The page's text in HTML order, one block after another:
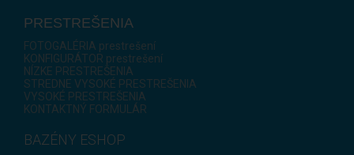
PRESTREŠENIA
FOTOGALÉRIA prestrešení
KONFIGURÁTOR prestrešení
NÍZKE PRESTREŠENIA
STREDNE VYSOKÉ PRESTREŠENIA
VYSOKÉ PRESTREŠENIA
KONTAKTNÝ FORMULÁR
BAZÉNY ESHOP